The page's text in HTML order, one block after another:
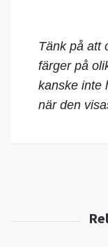
Tänk på att
färger på
kanske inte
när den